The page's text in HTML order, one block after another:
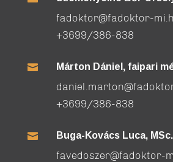
fadoktor@fadoktor-
+3699/386-838
 Márton Dániel, faipari
+3699/386-838
 Buga-Kovács Luca,
favedoszer@fadoktor-